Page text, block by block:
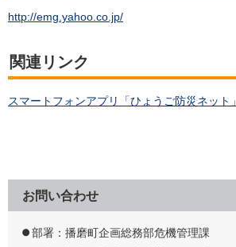
http://emg.yahoo.co.jp/
関連リンク
スマートフォンアプリ「ひょうご防災ネット」
お問い合わせ
部署：播磨町企画総務部危機管理課